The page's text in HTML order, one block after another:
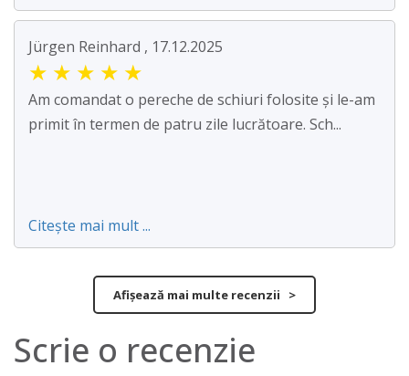
Jürgen Reinhard , 17.12.2025
★ ★ ★ ★ ★
Am comandat o pereche de schiuri folosite și le-am
primit în termen de patru zile lucrătoare. Sch...
Citește mai mult ...
Afișează mai multe recenzii >
Scrie o recenzie